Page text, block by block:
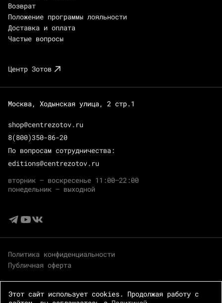
Возврат
Положение программы лояльности
Доставка и оплата
Частые вопросы
Центр Зотов
Москва, Ходынская улица, 2 стр.1
shop@centrezotov.ru
8(800)350-86-20
По вопросам сотрудничества:
editions@centrezotov.ru
вторник — воскресенье 11:00–22:00
понедельник — выходной
Политика конфиденциальности
Публичная оферта
Этот сайт использует cookies. Продолжая работу с